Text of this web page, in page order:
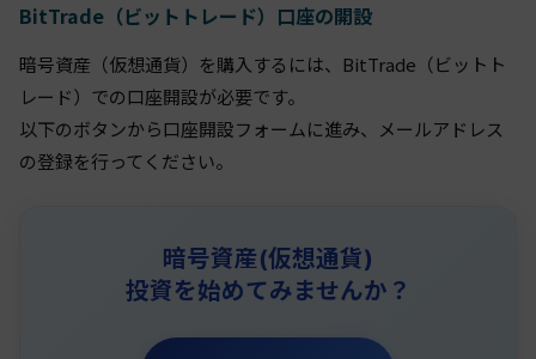
BitTrade（ビットトレード）口座の開設
暗号資産（仮想通貨）を購入するには、BitTrade（ビットト
レード）での口座開設が必要です。
以下のボタンから口座開設フォームに進み、メールアドレス
の登録を行ってください。
暗号資産(仮想通貨)
投資を始めてみませんか？